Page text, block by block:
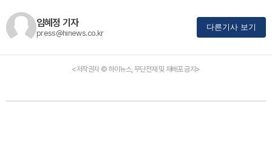
임혜정 기자
press@hinews.co.kr
다른기사 보기
<저작권자 © 하이뉴스, 무단전재 및 재배포 금지>